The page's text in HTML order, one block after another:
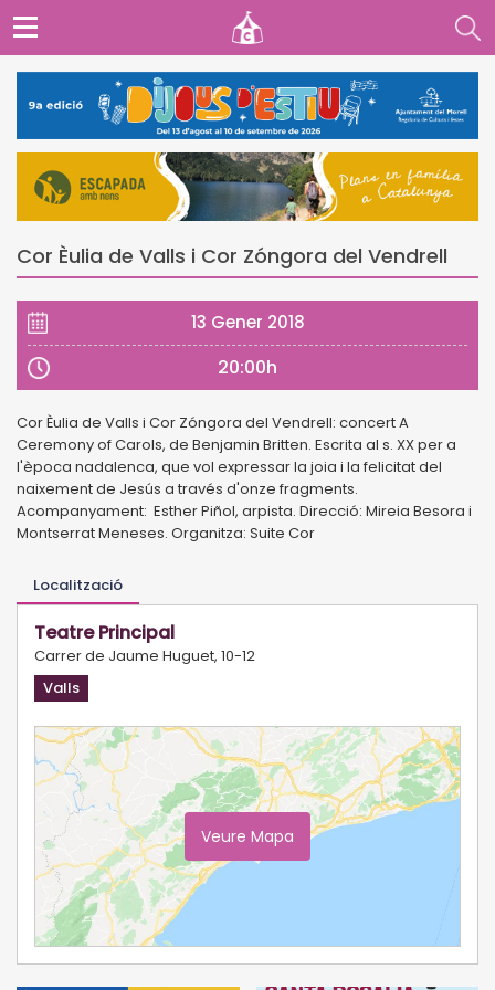
Cor Èulia de Valls i Cor Zóngora del Vendrell
13 Gener 2018
20:00h
Cor Èulia de Valls i Cor Zóngora del Vendrell: concert A
Ceremony of Carols, de Benjamin Britten. Escrita al s. XX per a
l'època nadalenca, que vol expressar la joia i la felicitat del
naixement de Jesús a través d'onze fragments.
Acompanyament: Esther Piñol, arpista. Direcció: Mireia Besora i
Montserrat Meneses. Organitza: Suite Cor
Localització
Teatre Principal
Carrer de Jaume Huguet, 10-12
Valls
Veure Mapa